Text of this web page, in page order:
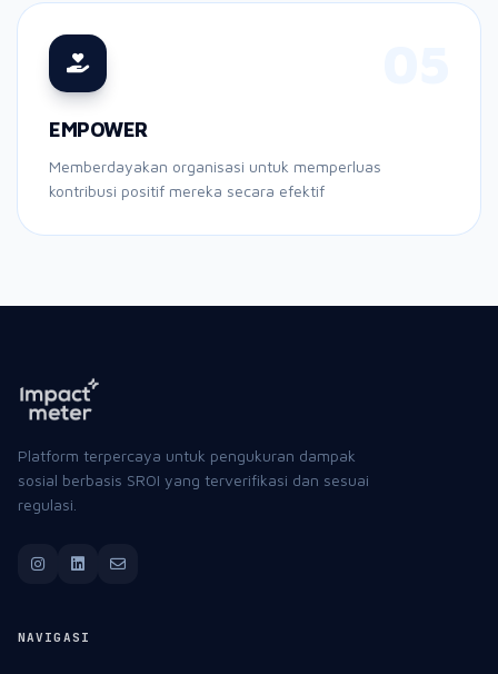
EMPOWER
Memberdayakan organisasi untuk memperluas
kontribusi positif mereka secara efektif
Platform terpercaya untuk pengukuran dampak
sosial berbasis SROI yang terverifikasi dan sesuai
regulasi.
NAVIGASI